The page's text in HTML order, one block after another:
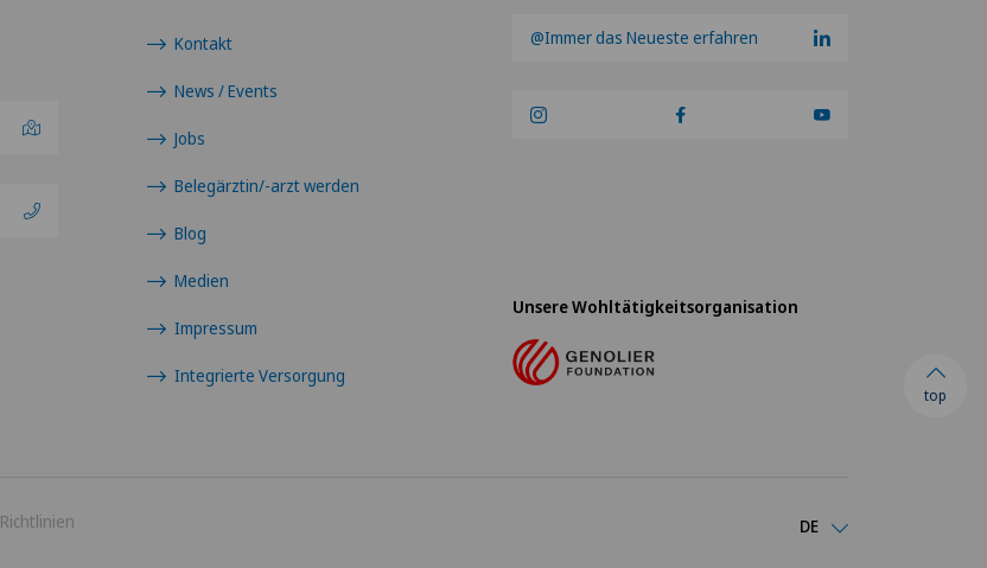
@Immer das Neueste erfahren
Kontakt
News / Events
Jobs
Belegärztin/-arzt werden
Blog
Medien
Impressum
Integrierte Versorgung
Unsere Wohltätigkeitsorganisation
top
Richtlinien DE